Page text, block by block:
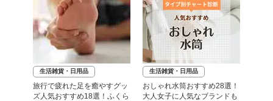
生活雑貨・日用品
旅行で疲れた足を癒やすグッ
ズ人気おすすめ18選！ふくら
生活雑貨・日用品
おしゃれ水筒おすすめ28選！
大人女子に人気なブランドも